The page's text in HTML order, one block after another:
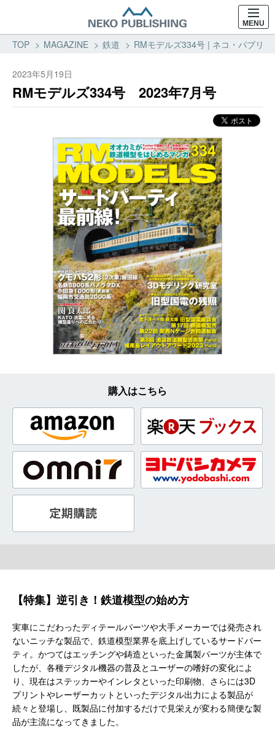
MENU
TOP MAGAZINE 鉄道 RMモデルズ334号 | ネコ・パブリ
2023年5月19日
RMモデルズ334号 2023年7月号
購入はこちら
【特集】逆引き！鉄道模型の始め方
実車にこだわったディテールパーツや大手メーカーでは発売され
ないニッチな製品で、鉄道模型業界を底上げしているサードパー
ティ。かつてはエッチングや鋳造といった金属製パーツが主体で
したが、各種デジタル機器の普及とユーザーの嗜好の変化によ
り、現在はステッカーやインレタといった印刷物、さらには3D
プリントやレーザーカットといったデジタル出力による製品が
続々と登場し、既製品に付加するだけで見栄えが変わる簡便な製
品が主流になってきました。